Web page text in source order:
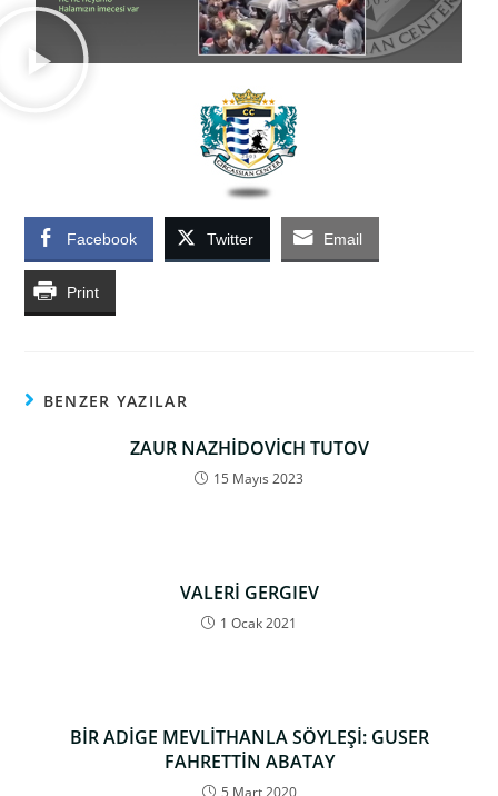
Facebook Twitter Email
Print
BENZER YAZILAR
ZAUR NAZHİDOVİCH TUTOV
15 Mayıs 2023
VALERİ GERGIEV
1 Ocak 2021
BİR ADİGE MEVLİTHANLA SÖYLEŞİ: GUSER
FAHRETTİN ABATAY
5 Mart 2020